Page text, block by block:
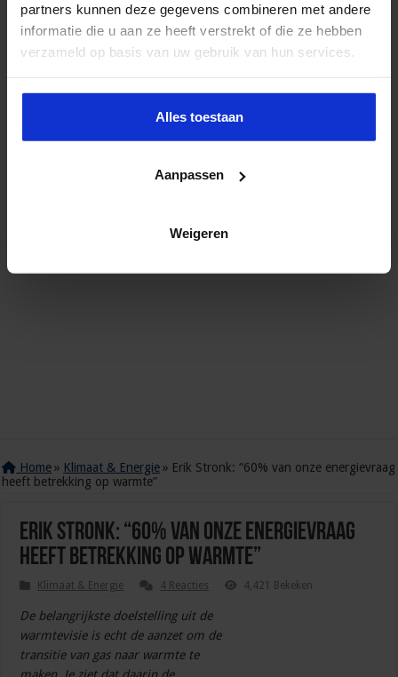
partners kunnen deze gegevens combineren met andere
informatie die u aan ze heeft verstrekt of die ze hebben
verzameld op basis van uw gebruik van hun services.
Alles toestaan
Aanpassen
Weigeren
Home » Klimaat & Energie » Erik Stronk: “60% van onze energievraag
heeft betrekking op warmte”
Erik Stronk: “60% van onze energievraag
heeft betrekking op warmte”
Klimaat & Energie 4 Reacties 4,421 Bekeken
De belangrijkste doelstelling uit de
warmtevisie is echt de aanzet om de
transitie van gas naar warmte te